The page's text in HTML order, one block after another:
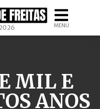
MENU
MIL E
ANOS